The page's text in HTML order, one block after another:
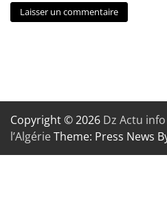
Copyright © 2026 Dz Actu
l’AlgérieTheme: Press News